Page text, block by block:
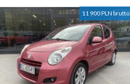
11 900 PLN brutto